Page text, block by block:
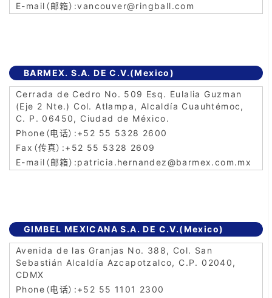
vancouver@ringball.com
BARMEX. S.A. DE C.V.(Mexico)
Cerrada de Cedro No. 509 Esq. Eulalia Guzman
(Eje 2 Nte.) Col. Atlampa, Alcaldía Cuauhtémoc,
C. P. 06450, Ciudad de México.
+52 55 5328 2600
+52 55 5328 2609
patricia.hernandez@barmex.com.mx
GIMBEL MEXICANA S.A. DE C.V.(Mexico)
Avenida de las Granjas No. 388, Col. San
Sebastián Alcaldía Azcapotzalco, C.P. 02040,
CDMX
+52 55 1101 2300